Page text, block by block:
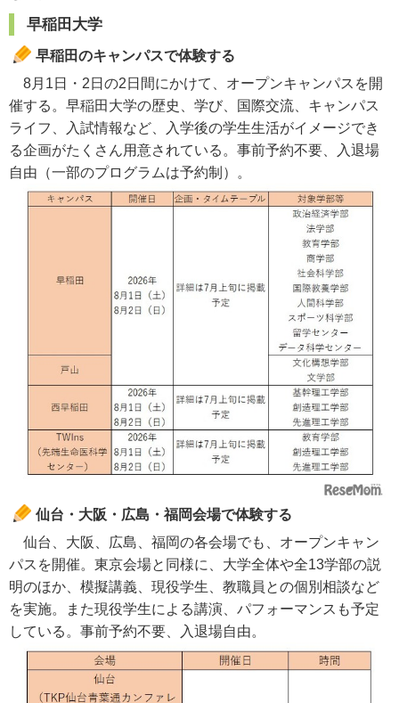
早稲田大学
早稲田のキャンパスで体験する
8月1日・2日の2日間にかけて、オープンキャンパスを開
催する。早稲田大学の歴史、学び、国際交流、キャンパス
ライフ、入試情報など、入学後の学生生活がイメージでき
る企画がたくさん用意されている。事前予約不要、入退場
自由（一部のプログラムは予約制）。
仙台・大阪・広島・福岡会場で体験する
仙台、大阪、広島、福岡の各会場でも、オープンキャン
パスを開催。東京会場と同様に、大学全体や全13学部の説
明のほか、模擬講義、現役学生、教職員との個別相談など
を実施。また現役学生による講演、パフォーマンスも予定
している。事前予約不要、入退場自由。